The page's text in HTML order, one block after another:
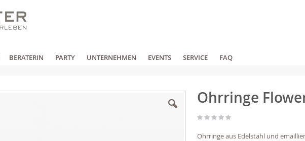
BERATERIN PARTY UNTERNEHMEN EVENTS SERVICE FAQ
Ohrringe
Ohrringe aus Edelstahl und